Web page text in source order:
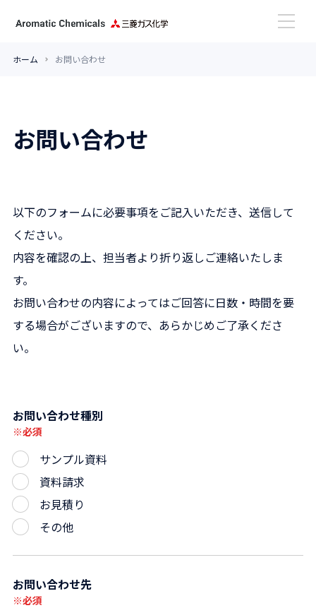
芳香族アルデヒド
更新情報
ホーム お問い合わせ
お問い合わせ
以下のフォームに必要事項をご記入いただき、送信して
ください。
内容を確認の上、担当者より折り返しご連絡いたしま
す。
お問い合わせの内容によってはご回答に日数・時間を要
する場合がございますので、あらかじめご了承くださ
い。
お問い合わせ種別
※必須
サンプル資料
資料請求
お見積り
その他
お問い合わせ先
※必須